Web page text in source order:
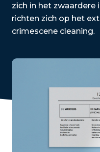
zich in het zwaardere
richten zich op het
crimescene cleaning.